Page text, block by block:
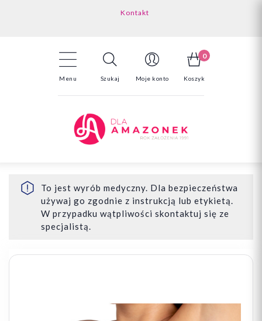
Kontakt
Menu Szukaj Moje konto
0
Koszyk
To jest wyrób medyczny. Dla bezpieczeństwa
używaj go zgodnie z instrukcją lub etykietą.
W przypadku wątpliwości skontaktuj się ze
specjalistą.